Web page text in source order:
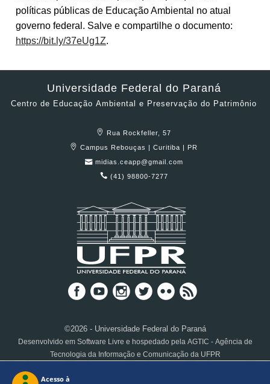
políticas públicas de Educação Ambiental no atual
governo federal. Salve e compartilhe o documento:
https://bit.ly/37eUg1Z.
Universidade Federal do Paraná
Centro de Educação Ambiental e Preservação do Patrimônio
Rua Rockfeller, 57
Campus Rebouças | Curitiba | PR
midias.ceapp@gmail.com
(41) 98800-7277
©2026 - Universidade Federal do Paraná
Desenvolvido em Software Livre e hospedado pela AGTIC - Agência de
Tecnologia da Informação e Comunicação da UFPR